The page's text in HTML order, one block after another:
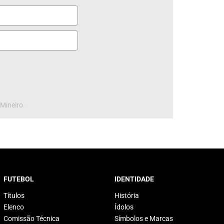
FUTEBOL
Títulos
Elenco
Comissão Técnica
IDENTIDADE
História
Ídolos
Símbolos e Marcas